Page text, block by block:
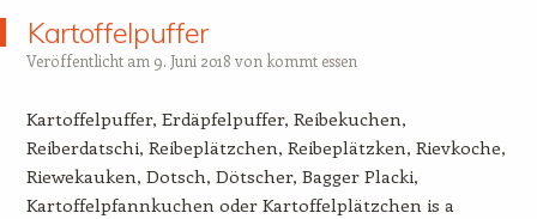
Kartoffelpuffer
Veröffentlicht am 9. Juni 2018 von kommt essen
Kartoffelpuffer, Erdäpfelpuffer, Reibekuchen,
Reiberdatschi, Reibeplätzchen, Reibeplätzken, Rievkoche,
Riewekauken, Dotsch, Dötscher, Bagger Placki,
Kartoffelpfannkuchen oder Kartoffelplätzchen is a